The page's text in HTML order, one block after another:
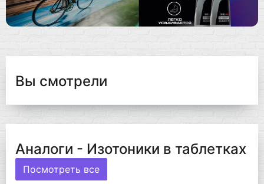
Вы смотрели
Аналоги - Изотоники в таблетках
Посмотреть все